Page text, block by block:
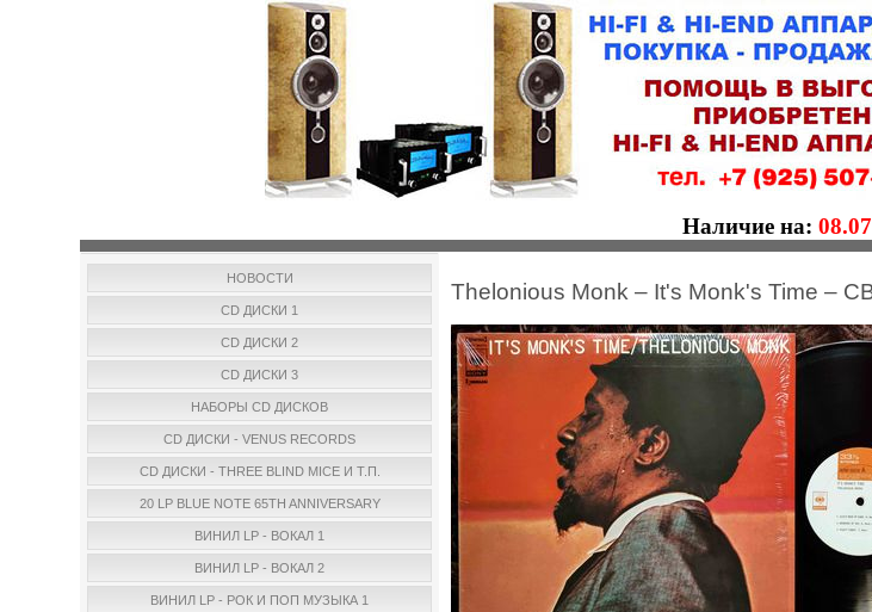
Наличие на:
НОВОСТИ
CD ДИСКИ 1
CD ДИСКИ 2
CD ДИСКИ 3
НАБОРЫ CD ДИСКОВ
CD ДИСКИ - VENUS RECORDS
CD ДИСКИ - THREE BLIND MICE И Т.П.
20 LP BLUE NOTE 65TH ANNIVERSARY
ВИНИЛ LP - ВОКАЛ 1
ВИНИЛ LP - ВОКАЛ 2
ВИНИЛ LP - РОК И ПОП МУЗЫКА 1
Thelonious Monk – It's Monk's Time –